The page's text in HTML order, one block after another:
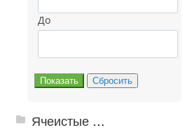
До
Ячеистые грязезащитные покрытия